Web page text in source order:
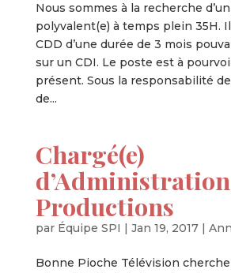
Nous sommes à la recherche
polyvalent(e) à temps plein 35H. Il
CDD d’une durée de 3 mois
sur un CDI. Le poste est à
présent. Sous la responsabilité
de...
Chargé(e)
Productions
par Équipe SPI | Jan 19, 2017|
Bonne Pioche Télévision